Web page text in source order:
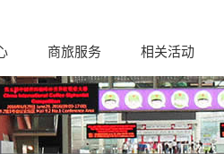
商旅服务 相关活动